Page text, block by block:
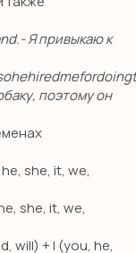
Я привыкаю к
поэтому он
she, it, we,
she, it, we,
will) + I (you, he,